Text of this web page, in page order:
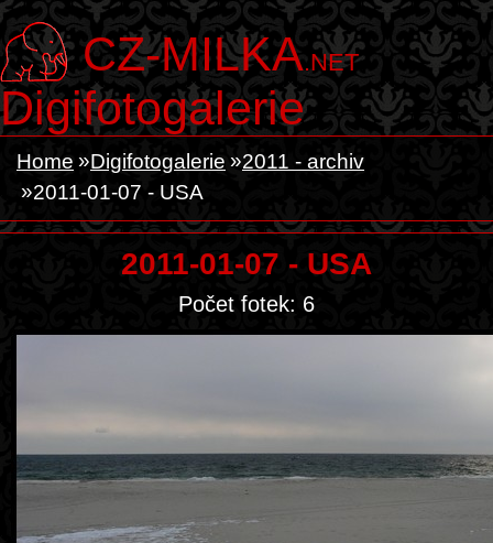
CZ-MILKA.NET
Digifotogalerie
Home Digifotogalerie
2011 - archiv
2011-01-07 - USA
2011-01-07 - USA
Počet fotek: 6